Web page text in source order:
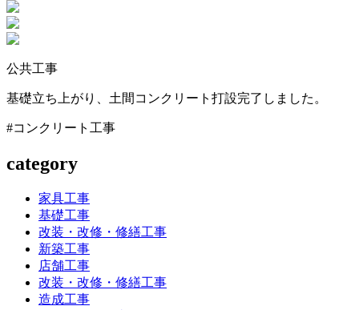
公共工事
基礎立ち上がり、土間コンクリート打設完了しました。
#コンクリート工事
category
家具工事
基礎工事
改装・改修・修繕工事
新築工事
店舗工事
改装・改修・修繕工事
造成工事